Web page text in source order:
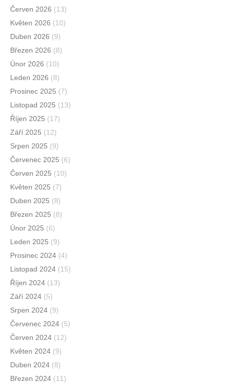
Červen 2026 (13)
Květen 2026 (10)
Duben 2026 (9)
Březen 2026 (8)
Únor 2026 (10)
Leden 2026 (8)
Prosinec 2025 (7)
Listopad 2025 (13)
Říjen 2025 (17)
Září 2025 (12)
Srpen 2025 (9)
Červenec 2025 (6)
Červen 2025 (10)
Květen 2025 (7)
Duben 2025 (8)
Březen 2025 (8)
Únor 2025 (6)
Leden 2025 (9)
Prosinec 2024 (4)
Listopad 2024 (15)
Říjen 2024 (13)
Září 2024 (5)
Srpen 2024 (9)
Červenec 2024 (5)
Červen 2024 (12)
Květen 2024 (9)
Duben 2024 (8)
Březen 2024 (11)